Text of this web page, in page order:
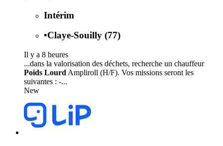
Intérim
•Claye-Souilly (77)
Il y a 8 heures
...dans la valorisation des déchets, recherche un chauffeur
Poids Lourd Ampliroll (H/F). Vos missions seront les
suivantes : -...
New